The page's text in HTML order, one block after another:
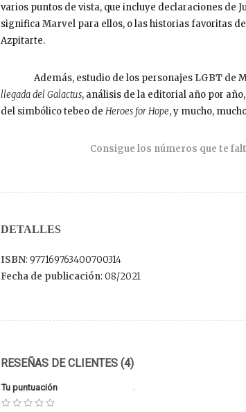
varios puntos de vista, que incluye declaraciones de
significaMarvel para ellos, o las historias favoritas
Azpitarte.
Además, estudio de los personajes LGBT de
llegada del Galactus, análisis de la editorial año por
del simbólico tebeo de Heroes for Hope, y mucho,
Consigue los números que te
DETALLES
ISBN: 977169763400700314
Fecha de publicación: 08/2021
RESEÑAS DE CLIENTES (4)
Tu puntuación